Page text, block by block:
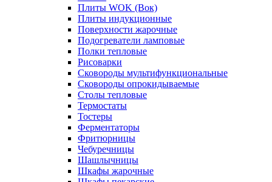
Плиты WOK (Вок)
Плиты индукционные
Поверхности жарочные
Подогреватели ламповые
Полки тепловые
Рисоварки
Сковороды мультифункциональные
Сковороды опрокидываемые
Столы тепловые
Термостаты
Тостеры
Ферментаторы
Фритюрницы
Чебуречницы
Шашлычницы
Шкафы жарочные